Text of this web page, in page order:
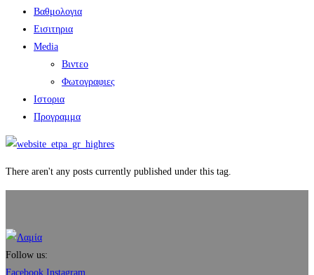
Βαθμολογια
Εισιτηρια
Media
Βιντεο
Φωτογραφιες
Ιστορια
Πρoγραμμα
There aren't any posts currently published under this tag.
Follow us:
Facebook Instagram